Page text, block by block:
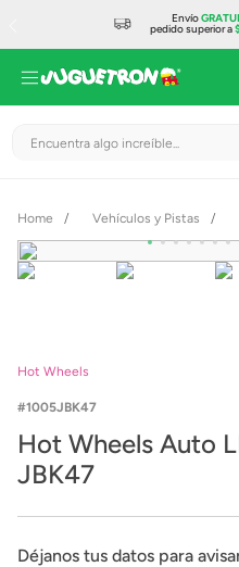
Envío
pedido superior a
Encuentra algo increíble...
Vehículos y Pistas
Hot Wheels
1005JBK47
Hot Wheels Auto
JBK47
Déjanos tus datos para